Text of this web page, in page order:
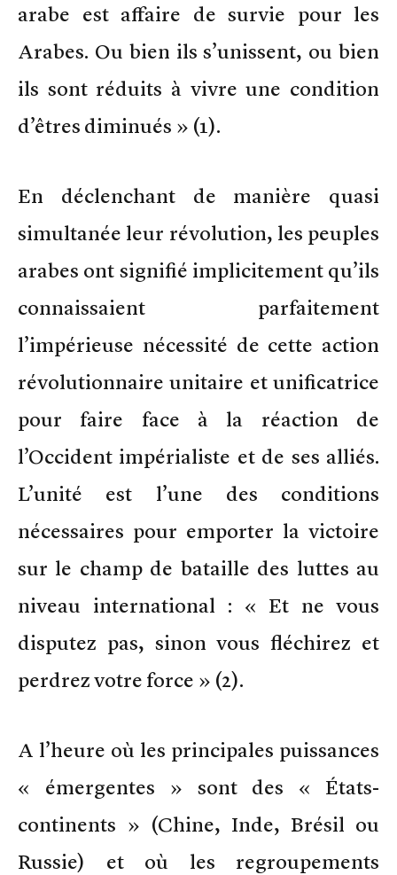
arabe est affaire de survie pour les
Arabes. Ou bien ils s’unissent, ou bien
ils sont réduits à vivre une condition
d’êtres diminués » (1).
En déclenchant de manière quasi
simultanée leur révolution, les peuples
arabes ont signifié implicitement qu’ils
connaissaient parfaitement
l’impérieuse nécessité de cette action
révolutionnaire unitaire et unificatrice
pour faire face à la réaction de
l’Occident impérialiste et de ses alliés.
L’unité est l’une des conditions
nécessaires pour emporter la victoire
sur le champ de bataille des luttes au
niveau international : « Et ne vous
disputez pas, sinon vous fléchirez et
perdrez votre force » (2).
A l’heure où les principales puissances
« émergentes » sont des « États-
continents » (Chine, Inde, Brésil ou
Russie) et où les regroupements